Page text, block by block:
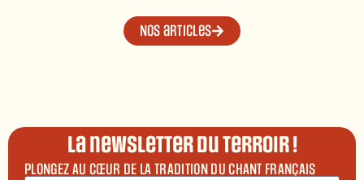
Nos articles
La newsletter du terroir !
PLONGEZ AU CŒUR DE LA TRADITION DU CHANT FRANÇAIS